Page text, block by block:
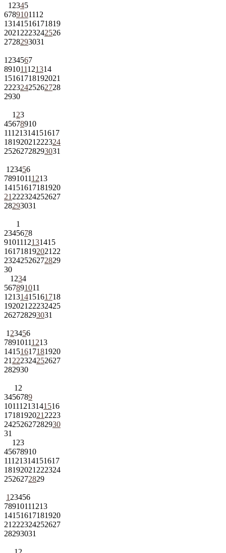
1 2345
6789101112
13141516171819
2021 2223242526
2728293031
1 234567
891011121314
15161718192021
22232425262728
2930
1 23
45678910
11121314151617
18192021 222324
25262728293031
1 23456
78910111213
14151617181920
21 222324252627
28293031
1
2345678
9101112131415
161718192021 22
23242526272829
30
1 234
567891011
12131415161718
192021 22232425
262728293031
1 23456
78910111213
14151617181920
21 222324252627
282930
1 2
3456789
10111213141516
1718192021 2223
24252627282930
31
1 23
45678910
11121314151617
18192021 222324
2526272829
1 23456
78910111213
14151617181920
21 222324252627
28293031